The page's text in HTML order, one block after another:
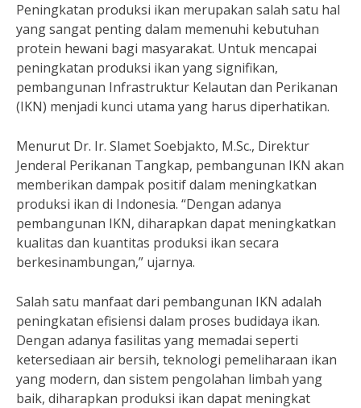
Peningkatan produksi ikan merupakan salah satu hal
yang sangat penting dalam memenuhi kebutuhan
protein hewani bagi masyarakat. Untuk mencapai
peningkatan produksi ikan yang signifikan,
pembangunan Infrastruktur Kelautan dan Perikanan
(IKN) menjadi kunci utama yang harus diperhatikan.
Menurut Dr. Ir. Slamet Soebjakto, M.Sc., Direktur
Jenderal Perikanan Tangkap, pembangunan IKN akan
memberikan dampak positif dalam meningkatkan
produksi ikan di Indonesia. “Dengan adanya
pembangunan IKN, diharapkan dapat meningkatkan
kualitas dan kuantitas produksi ikan secara
berkesinambungan,” ujarnya.
Salah satu manfaat dari pembangunan IKN adalah
peningkatan efisiensi dalam proses budidaya ikan.
Dengan adanya fasilitas yang memadai seperti
ketersediaan air bersih, teknologi pemeliharaan ikan
yang modern, dan sistem pengolahan limbah yang
baik, diharapkan produksi ikan dapat meningkat